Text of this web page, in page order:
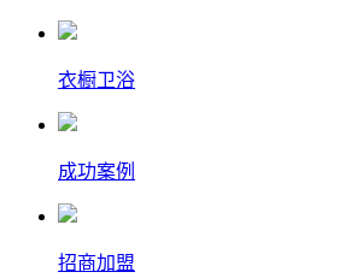
衣橱卫浴
成功案例
招商加盟